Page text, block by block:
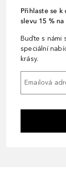
Přihlaste se
slevu 15 %
Buďte s námi
speciální
krásy.
Emailová